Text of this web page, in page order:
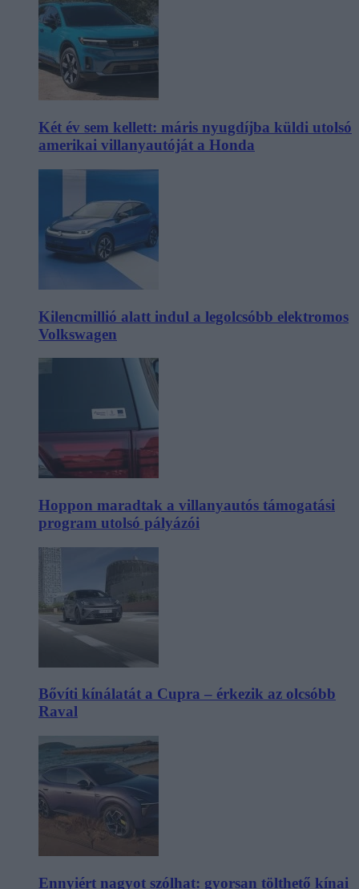
Két év sem kellett: máris nyugdíjba küldi utolsó
amerikai villanyautóját a Honda
Kilencmillió alatt indul a legolcsóbb elektromos
Volkswagen
Hoppon maradtak a villanyautós támogatási
program utolsó pályázói
Bővíti kínálatát a Cupra – érkezik az olcsóbb
Raval
Ennyiért nagyot szólhat: gyorsan tölthető kínai